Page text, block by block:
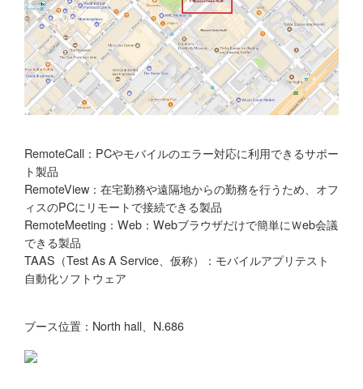
RemoteCall：PCやモバイルのエラー対応に利用できるサポー
ト製品
RemoteView：在宅勤務や遠隔地からの勤務を行うため、オフ
ィスのPCにリモートで接続できる製品
RemoteMeeting：Web：Webブラウザだけで簡単にＷeb会議
できる製品
TAAS（Test As A Service、仮称）：モバイルアプリテスト
自動化ソフトウェア
ブース位置：North hall、N.686